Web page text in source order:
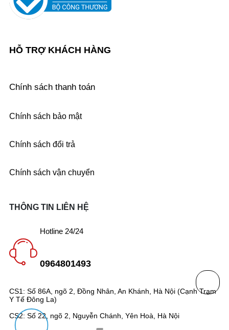
HỖ TRỢ KHÁCH HÀNG
Chính sách thanh toán
Chính sách bảo mật
Chính sách đổi trả
Chính sách vận chuyển
CS1: Số 86A, ngõ 2, Đồng Nhân, An Khánh, Hà Nội (Cạnh Trạm
Y Tế Đông La)
CS2: Số 22, ngõ 2, Nguyễn Chánh, Yên Hoà, Hà Nội
THÔNG TIN LIÊN HỆ
Hotline 24/24
0964801493